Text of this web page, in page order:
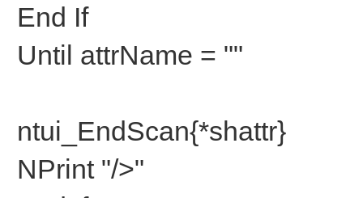
End If
Until attrName = ""
ntui_EndScan{*shattr}
NPrint "/>"